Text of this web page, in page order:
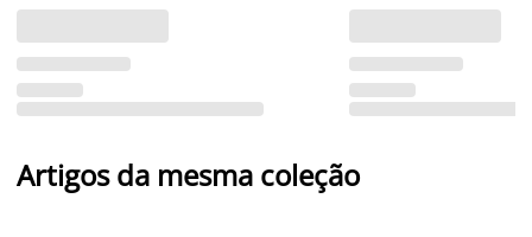
Artigos da mesma coleção